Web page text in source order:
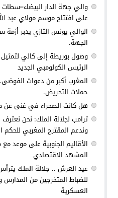
والي جهة الدار
على افتتاح موسم مولاي عبد
الوالي يونس التازي يدبر
الجهة.
وصول بوريطة إلى كالي
الرئيس الكولومبي الجديد
المغرب أكبر من دعوات
حملات التحريض.
هل كانت الصحراء في غنى عن
ترامب لجلالة الملك: نحن
وندعم المقترح المغربي للحكم
الأقاليم الجنوبية على موعد
المشهد الاقتصادي
عيد العرش .. جلالة الملك
للضباط المتخرجين من المدارس
العسكرية